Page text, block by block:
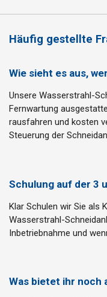
Häufig gestellte
Wie sieht es aus,
Unsere Wasserstrahl-
Fernwartung
rausfahren und kosten
Steuerung der
Schulung auf der 3
Klar Schulen wir Sie als
Wasserstrahl-
Inbetriebnahme und
Was bietet ihr noch